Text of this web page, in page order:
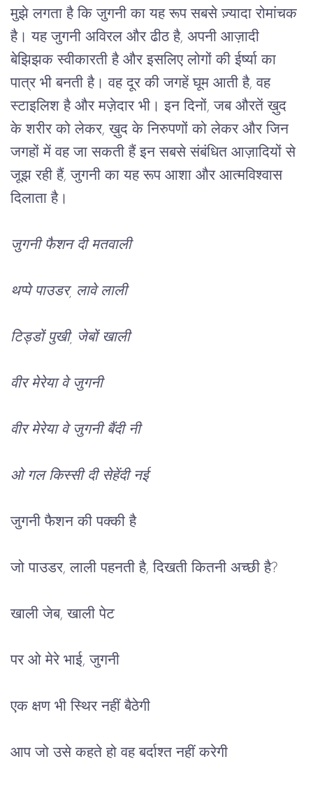
मुझे लगता है कि जुगनी का यह रूप सबसे ज़्यादा रोमांचक
है। यह जुगनी अविरल और ढीठ है, अपनी आज़ादी
बेझिझक स्वीकारती है और इसलिए लोगों की ईर्ष्या का
पात्र भी बनती है। वह दूर की जगहें घूम आती है, वह
स्टाइलिश है और मज़ेदार भी। इन दिनों, जब औरतें ख़ुद
के शरीर को लेकर, ख़ुद के निरुपणों को लेकर और जिन
जगहों में वह जा सकती हैं इन सबसे संबंधित आज़ादियों से
जूझ रही हैं, जुगनी का यह रूप आशा और आत्मविश्वास
दिलाता है।
जुगनी फैशन दी मतवाली
थप्पे पाउडर, लावे लाली
टिड्डों पुखी, जेबों खाली
वीर मेरेया वे जुगनी
वीर मेरेया वे जुगनी बैंदी नी
ओ गल किस्सी दी सेहेंदी नई
जुगनी फैशन की पक्की है
जो पाउडर, लाली पहनती है, दिखती कितनी अच्छी है?
खाली जेब, खाली पेट
पर ओ मेरे भाई, जुगनी
एक क्षण भी स्थिर नहीं बैठेगी
आप जो उसे कहते हो वह बर्दाश्त नहीं करेगी